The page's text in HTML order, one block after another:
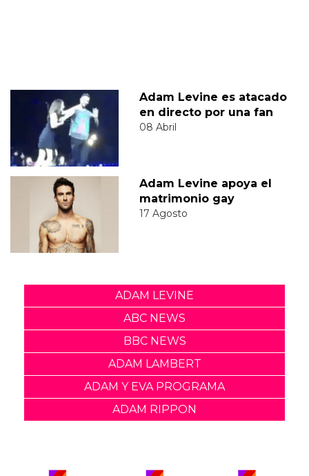
Adam Levine es atacado
en directo por una fan
08 Abril
Adam Levine apoya el
matrimonio gay
17 Agosto
ADAM LEVINE
ABC NEWS
BBC NEWS
ADAM LAMBERT
ADAM Y EVA PROGRAMA
ADAM RIPPON